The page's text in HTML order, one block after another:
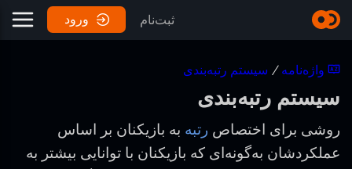
ثبت‌نام ورود
واژه‌نامه / سیستم رتبه‌بندی
سیستم رتبه‌بندی
روشی برای اختصاص رتبه به بازیکنان بر اساس
عملکردشان به‌گونه‌ای که بازیکنان با توانایی بیشتر به